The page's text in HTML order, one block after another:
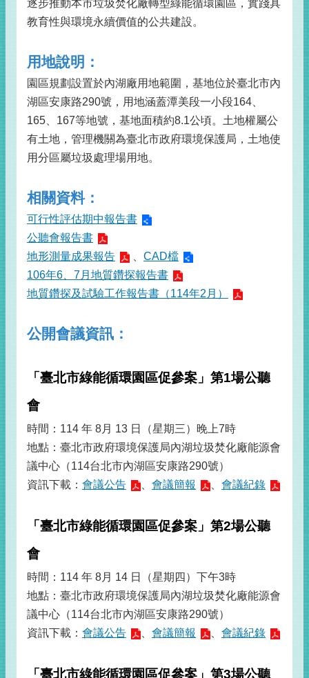
逐步推動本市垃圾焚化廠轉型綠能循環園區，實踐具
教育性與環境永續價值的公共建設。
用地說明：
園區規劃設置於內湖廠用地範圍，基地位於臺北市內
湖區安康路290號，用地涵蓋潭美段一小段164、
165、167等地號，基地面積約8.1公頃。土地權屬公
有土地，管理機關為臺北市政府環境保護局，土地使
用分區屬垃圾處理場用地。
相關資料：
可行性評估期中報告書
公聽會報告書
地形測量成果報告
CAD檔
106年6、7月地質鑽探報告書
地質鑽探及試驗工作報告書（114年2月）
公開會議資訊：
「臺北市綠能循環園區促參案」第1場公聽
會
時間：114 年 8月 13 日（星期三）晚上7時
地點：臺北市政府環境保護局內湖垃圾焚化廠能源會
議中心（114台北市內湖區安康路290號）
資訊下載： 會議公告 會議簡報 會議紀錄
「臺北市綠能循環園區促參案」第2場公聽
會
時間：114 年 8月 14 日（星期四）下午3時
地點：臺北市政府環境保護局內湖垃圾焚化廠能源會
議中心（114台北市內湖區安康路290號）
資訊下載： 會議公告 會議簡報 會議紀錄
「臺北市綠能循環園區促參案」第3場公聽